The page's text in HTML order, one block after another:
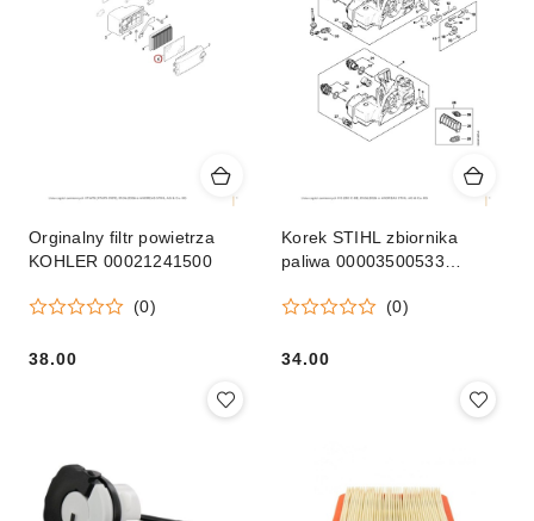
Orginalny filtr powietrza
KOHLER 00021241500
(0)
Cena:
38.00
Korek STIHL zbiornika
paliwa 00003500533
(0)
Cena:
34.00